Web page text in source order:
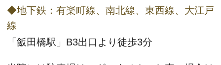
◆地下鉄：有楽町線、南北線、東西線、大江戸
線
「飯田橋駅」B3出口より徒歩3分